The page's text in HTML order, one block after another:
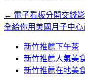
文
章
← 電子看板分開交錢
全給你用美國月子中心
新竹推薦下午茶
新竹推薦人氣美
新竹推薦在地美